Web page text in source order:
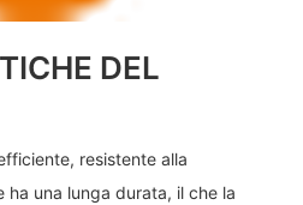
DEL
resistente alla
ha una lunga durata, il che la